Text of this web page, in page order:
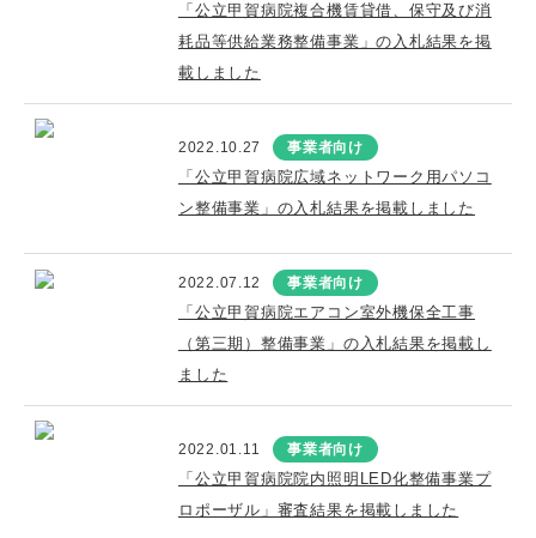
「公立甲賀病院複合機賃貸借、保守及び消
耗品等供給業務整備事業」の入札結果を掲
載しました
2022.10.27 事業者向け
「公立甲賀病院広域ネットワーク用パソコ
ン整備事業」の入札結果を掲載しました
2022.07.12 事業者向け
「公立甲賀病院エアコン室外機保全工事
（第三期）整備事業」の入札結果を掲載し
ました
2022.01.11 事業者向け
「公立甲賀病院院内照明LED化整備事業プ
ロポーザル」審査結果を掲載しました